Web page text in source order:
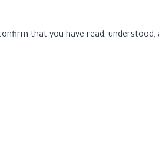
that you have read, understood,